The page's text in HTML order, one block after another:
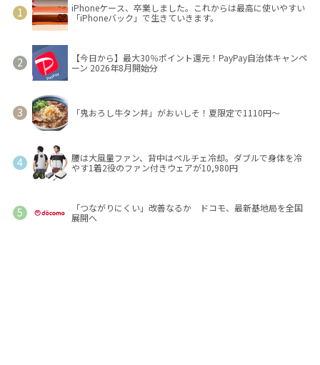
iPhoneケース、卒業しました。これからは最高に使いやすい
「iPhoneバック」で生きていきます。
【今日から】最大30％ポイント還元！PayPay自治体キャンペ
ーン 2026年8月開始分
「鬼おろし牛タン丼」がおいしそ！夏限定で1110円～
腰は大風量ファン、背中はペルチェ冷却。ダブルで身体を冷
やす1着2役のファン付きウェアが10,980円
「つながりにくい」改善なるか ドコモ、最新基地局を全国
展開へ